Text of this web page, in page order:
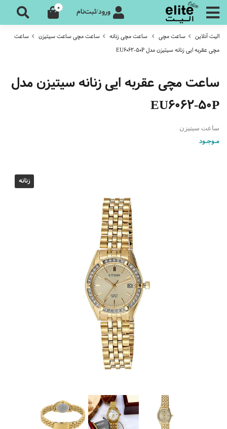
ورود/ثبت‌نام 0
الیت آنلاین ساعت مچی ساعت مچی زنانه ساعت مچی ساعت سیتیزن
ساعت
مچی عقربه ایی زنانه سیتیزن مدل EU6062-50P
ساعت مچی عقربه ایی زنانه سیتیزن مدل
EU6062-50P
ساعت سیتیزن
مـوجـود
زنانه